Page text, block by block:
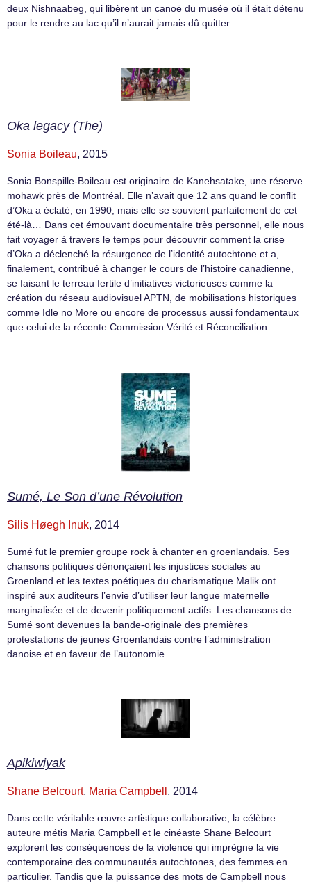
deux Nishnaabeg, qui libèrent un canoë du musée où il était détenu
pour le rendre au lac qu’il n’aurait jamais dû quitter…
Oka legacy (The)
Sonia Boileau, 2015
Sonia Bonspille-Boileau est originaire de Kanehsatake, une réserve
mohawk près de Montréal. Elle n’avait que 12 ans quand le conflit
d’Oka a éclaté, en 1990, mais elle se souvient parfaitement de cet
été-là… Dans cet émouvant documentaire très personnel, elle nous
fait voyager à travers le temps pour découvrir comment la crise
d’Oka a déclenché la résurgence de l’identité autochtone et a,
finalement, contribué à changer le cours de l’histoire canadienne,
se faisant le terreau fertile d’initiatives victorieuses comme la
création du réseau audiovisuel APTN, de mobilisations historiques
comme Idle no More ou encore de processus aussi fondamentaux
que celui de la récente Commission Vérité et Réconciliation.
Sumé, Le Son d’une Révolution
Silis Høegh Inuk, 2014
Sumé fut le premier groupe rock à chanter en groenlandais. Ses
chansons politiques dénonçaient les injustices sociales au
Groenland et les textes poétiques du charismatique Malik ont
inspiré aux auditeurs l’envie d’utiliser leur langue maternelle
marginalisée et de devenir politiquement actifs. Les chansons de
Sumé sont devenues la bande-originale des premières
protestations de jeunes Groenlandais contre l’administration
danoise et en faveur de l’autonomie.
Apikiwiyak
Shane Belcourt, Maria Campbell , 2014
Dans cette véritable œuvre artistique collaborative, la célèbre
auteure métis Maria Campbell et le cinéaste Shane Belcourt
explorent les conséquences de la violence qui imprègne la vie
contemporaine des communautés autochtones, des femmes en
particulier. Tandis que la puissance des mots de Campbell nous